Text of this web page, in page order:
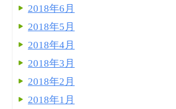
2018年6月
2018年5月
2018年4月
2018年3月
2018年2月
2018年1月